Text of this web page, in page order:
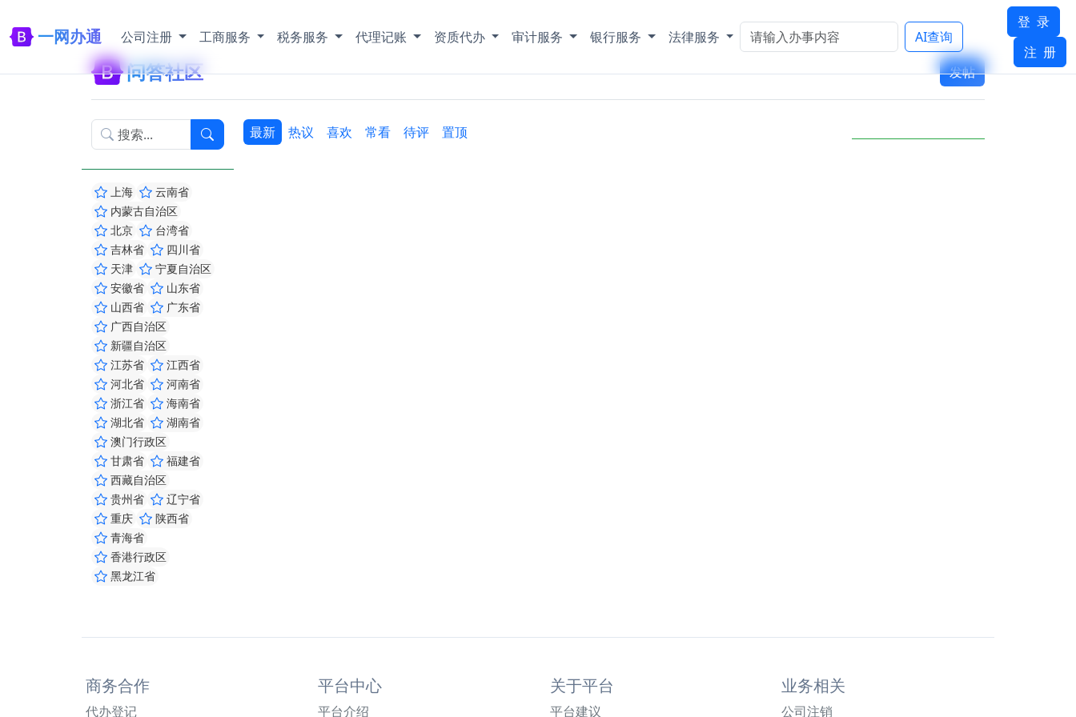
一网办通 公司注册 工商服务 税务服务 代理记账 资质代办 审计服务 银行服务 法律服务 AI查询
登 录
注 册
问答社区 发帖
上海
云南省
内蒙古自治区
北京
台湾省
吉林省
四川省
天津
宁夏自治区
安徽省
山东省
山西省
广东省
广西自治区
新疆自治区
江苏省
江西省
河北省
河南省
浙江省
海南省
湖北省
湖南省
澳门行政区
甘肃省
福建省
西藏自治区
贵州省
辽宁省
重庆
陕西省
青海省
香港行政区
黑龙江省
最新 热议 喜欢 常看 待评 置顶
商务合作
代办登记
平台中心
平台介绍
关于平台
平台建议
业务相关
公司注销